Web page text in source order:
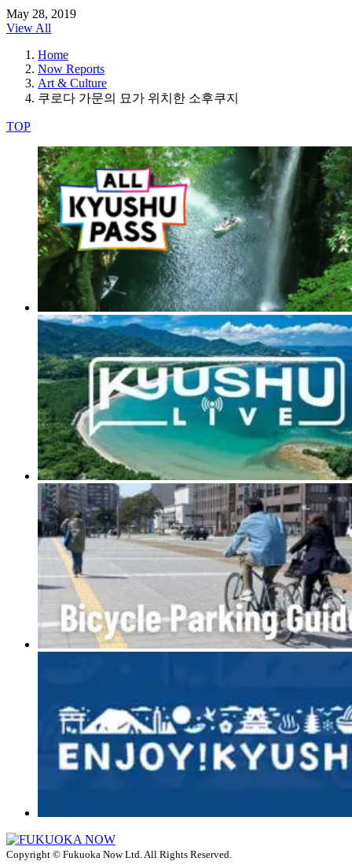
May 28, 2019
View All
Home
Now Reports
Art & Culture
쿠로다 가문의 묘가 위치한 소후쿠지
TOP
Copyright © Fukuoka Now Ltd. All Rights Reserved.